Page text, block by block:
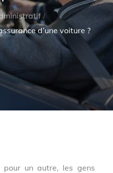
d’une voiture ?
un autre, les gens